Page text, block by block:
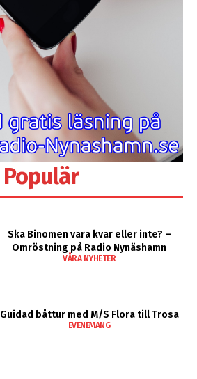
Populär
Ska Binomen vara kvar eller inte? –
Omröstning på Radio Nynäshamn
VÅRA NYHETER
Guidad båttur med M/S Flora till Trosa
EVENEMANG